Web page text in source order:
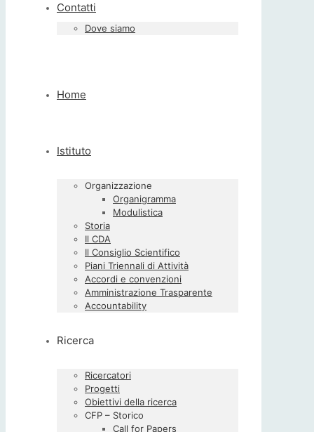
Contatti
Dove siamo
Home
Istituto
Organizzazione
Organigramma
Modulistica
Storia
Il CDA
Il Consiglio Scientifico
Piani Triennali di Attività
Accordi e convenzioni
Amministrazione Trasparente
Accountability
Ricerca
Ricercatori
Progetti
Obiettivi della ricerca
CFP – Storico
Call for Papers